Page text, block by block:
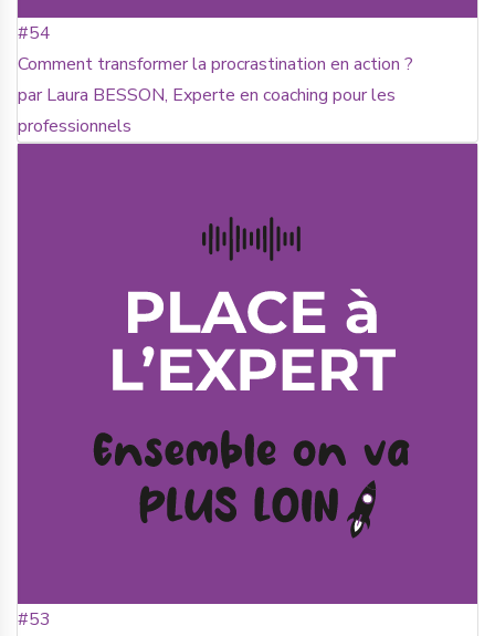
#54
Comment transformer la procrastination en action ?
par Laura BESSON, Experte en coaching pour les
professionnels
#53